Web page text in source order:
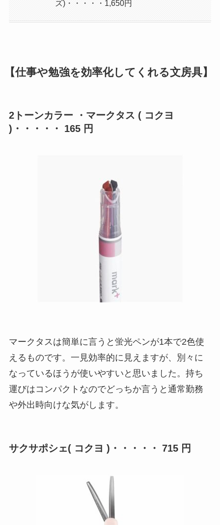
ズ)・・・・・1,650円
【仕事や勉強を効率化してくれる文房具】
2トーンカラー ・マークタス ( コクヨ
)・・・・・ 165 円
マークタスは簡単に言うと蛍光ペンが1本で2色使
えるものです。一見効率的に見えますが、別々に
なっているほうが使いやすいと思いました。持ち
運びはコンパクトなのでどっちか言うと通常勤務
や外出時向けな気がします。
サクサポシェ( コクヨ )・・・・・ 715 円